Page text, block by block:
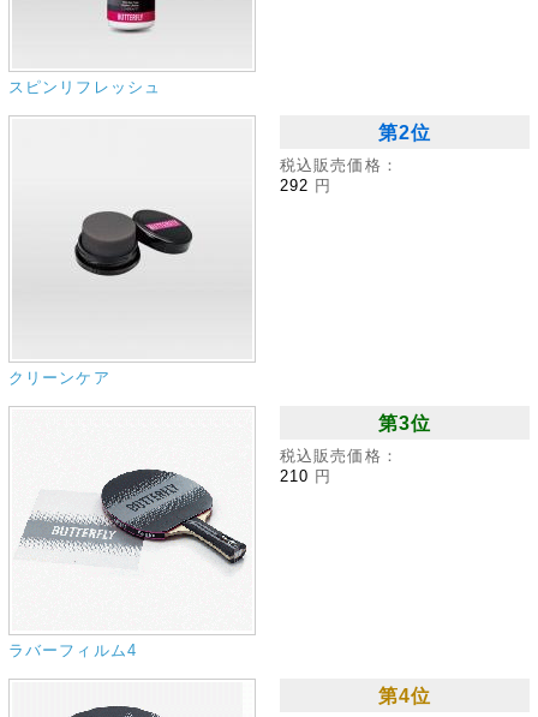
スピンリフレッシュ
第2位
税込販売価格：
292 円
クリーンケア
第3位
税込販売価格：
210 円
ラバーフィルム4
第4位